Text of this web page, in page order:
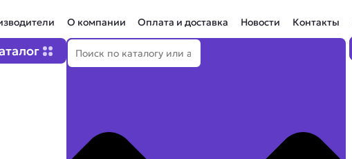
О компании Оплата и доставка Новости Контакты
Поиск
Open Каталог